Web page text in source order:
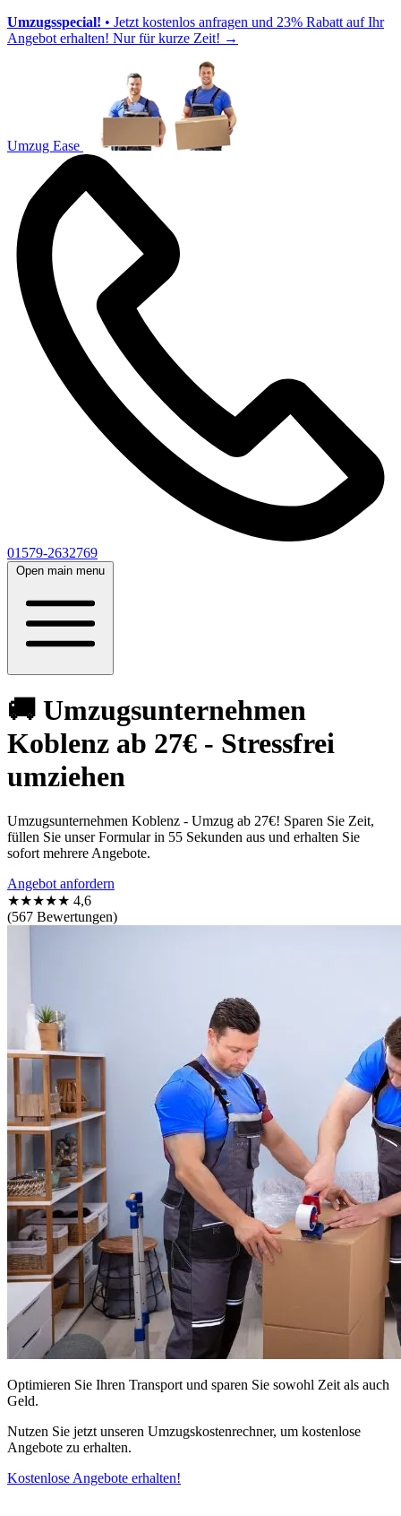
Umzugsspecial! • Jetzt kostenlos anfragen und 23% Rabatt auf Ihr
Angebot erhalten! Nur für kurze Zeit! →
Umzug Ease
01579-2632769
Open main menu
🚚 Umzugsunternehmen
Koblenz ab 27€ - Stressfrei
umziehen
Umzugsunternehmen Koblenz - Umzug ab 27€! Sparen Sie Zeit,
füllen Sie unser Formular in 55 Sekunden aus und erhalten Sie
sofort mehrere Angebote.
Angebot anfordern
★★★★★ 4,6
(567 Bewertungen)
Optimieren Sie Ihren Transport und sparen Sie sowohl Zeit als auch
Geld.
Nutzen Sie jetzt unseren Umzugskostenrechner, um kostenlose
Angebote zu erhalten.
Kostenlose Angebote erhalten!